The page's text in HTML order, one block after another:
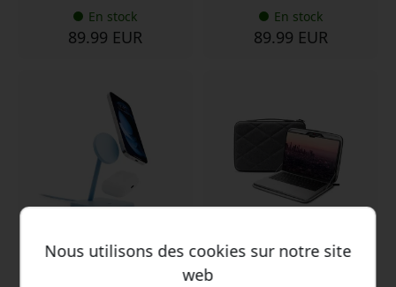
En stock
89.99 EUR
En stock
89.99 EUR
Nous utilisons des cookies sur notre site
web